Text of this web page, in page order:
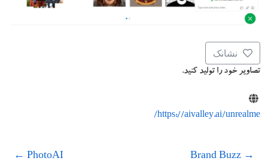
نشانک
تصاویر خود را تولید کنید.
https://aivalley.ai/unrealme/
→
Brand Buzz
PhotoAI
←